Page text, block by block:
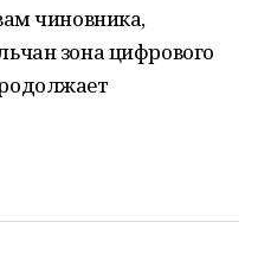
чиновника,
зона цифрового